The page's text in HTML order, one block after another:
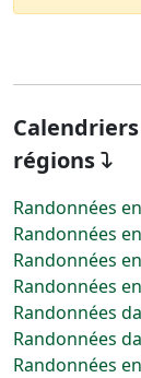
régions
Randonnées en
Randonnées en
Randonnées en
Randonnées en
Randonnées
Randonnées
Randonnées en